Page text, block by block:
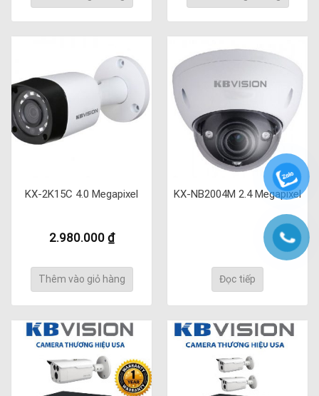
KX-2K15C 4.0 Megapixel
2.980.000 ₫
Thêm vào giỏ hàng
KX-NB2004M 2.4 Megapixel
Đọc tiếp